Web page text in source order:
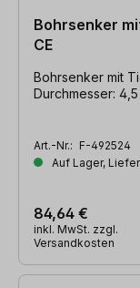
Bohrsenker
CE
Bohrsenker mit
Durchmesser: 4,5
Art.-Nr.: F-492524
Auf Lager,
84,64 €
inkl. MwSt. zzgl.
Versandkosten